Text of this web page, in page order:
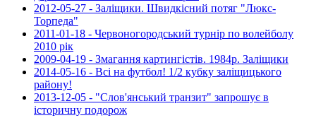
2012-05-27 - Заліщики. Швидкісний потяг "Люкс-
Торпеда"
2011-01-18 - Червоногородський турнір по волейболу
2010 рік
2009-04-19 - Змагання картингістів. 1984р. Заліщики
2014-05-16 - Всі на футбол! 1/2 кубку заліщицького
району!
2013-12-05 - "Слов'янський транзит" запрошує в
історичну подорож